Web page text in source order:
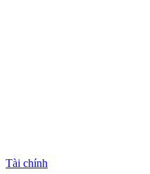
Tài chính